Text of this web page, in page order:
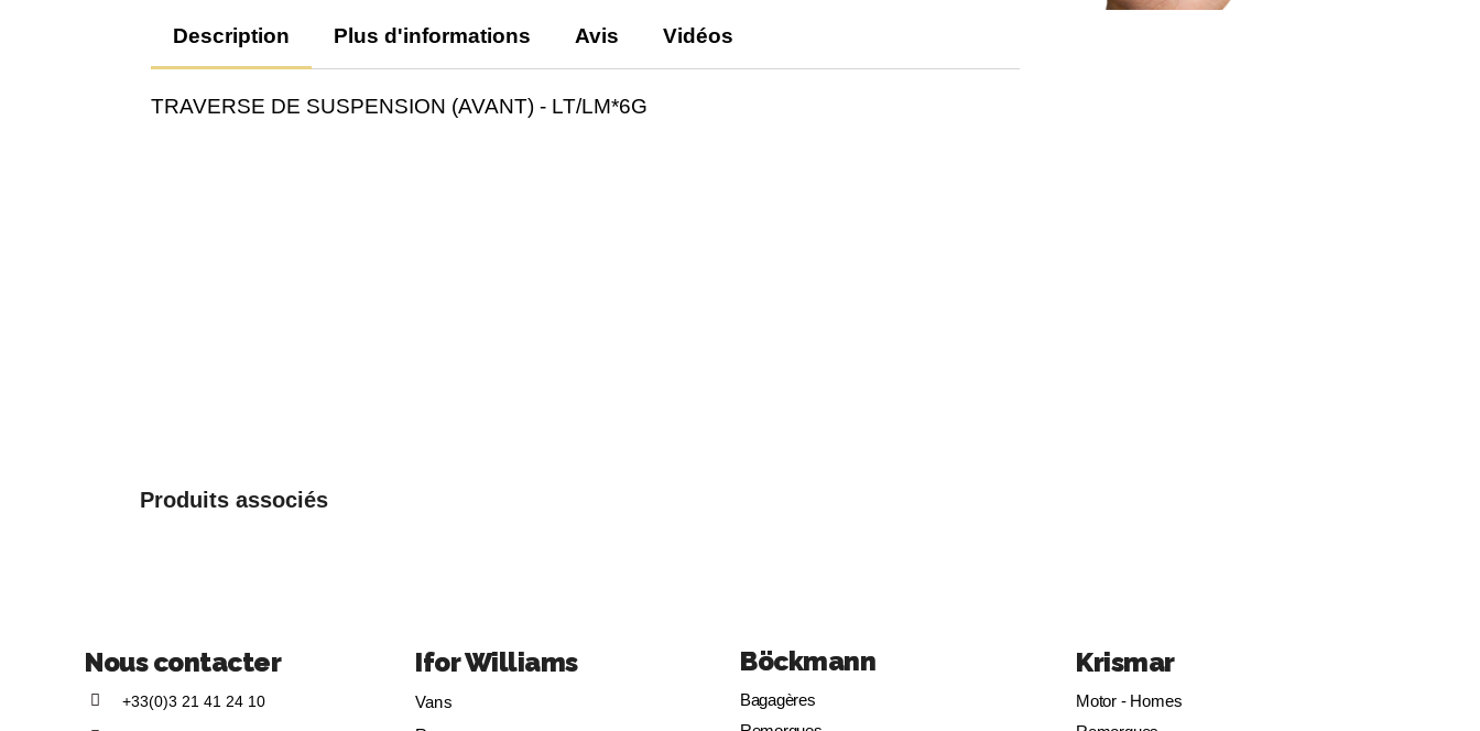
Description Plus d'informations Avis Vidéos
TRAVERSE DE SUSPENSION (AVANT) - LT/LM*6G
Produits associés
Nous contacter
+33(0)3 21 41 24 10
Ifor Williams
Vans
Böckmann
Bagagères
Krismar
Motor - Homes